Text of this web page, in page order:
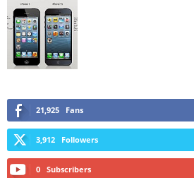
21,925 Fans
3,912 Followers
0 Subscribers